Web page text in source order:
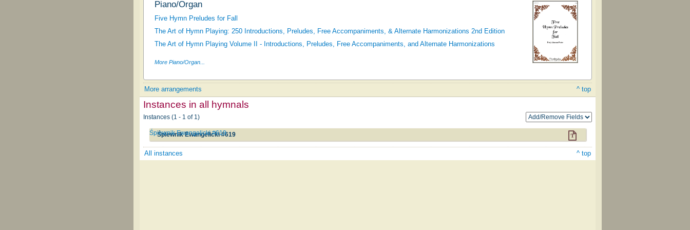
Piano/Organ
Five Hymn Preludes for Fall
The Art of Hymn Playing: 250 Introductions, Preludes, Free Accompaniments, & Alternate Harmonizations 2nd Edition
The Art of Hymn Playing Volume II - Introductions, Preludes, Free Accompaniments, and Alternate Harmonizations
More Piano/Organ...
More arrangements ^ top
Instances in all hymnals
Instances (1 - 1 of 1)
Śpiewnik Ewangelicki #619
Śpiewnik Ewangelicki #619
All instances ^ top